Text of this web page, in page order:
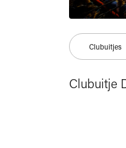
Clubuitjes
Clubuitje